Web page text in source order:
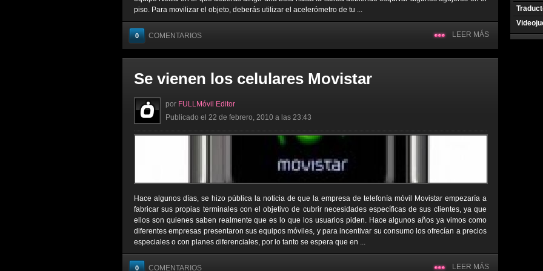
piso. Para movilizar el objeto, deberás utilizar el acelerómetro de tu ...
0 COMENTARIOS LEER MÁS
Se vienen los celulares Movistar
por FULLMóvil Editor
Publicado el 22 de febrero, 2010 a las 23:43
Hace algunos días, se hizo pública la noticia de que la empresa de telefonía móvil Movistar empezaría a
fabricar sus propias terminales con el objetivo de cubrir necesidades específicas de sus clientes, ya que
ellos son quienes saben realmente que es lo que los usuarios piden. Hace algunos años ya vimos como
diferentes empresas presentaron sus equipos móviles, y para incentivar su consumo los ofrecían a precios
especiales o con planes diferenciales, por lo tanto se espera que en ...
0 COMENTARIOS LEER MÁS